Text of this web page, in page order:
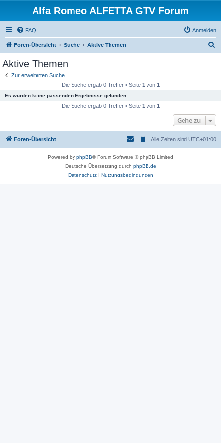
Alfa Romeo ALFETTA GTV Forum
FAQ Anmelden
Foren-Übersicht Suche Aktive Themen
Aktive Themen
Zur erweiterten Suche
Die Suche ergab 0 Treffer • Seite 1 von 1
Es wurden keine passenden Ergebnisse gefunden.
Die Suche ergab 0 Treffer • Seite 1 von 1
Gehe zu
Foren-Übersicht Alle Zeiten sind UTC+01:00
Powered by phpBB® Forum Software © phpBB Limited
Deutsche Übersetzung durch phpBB.de
Datenschutz| Nutzungsbedingungen